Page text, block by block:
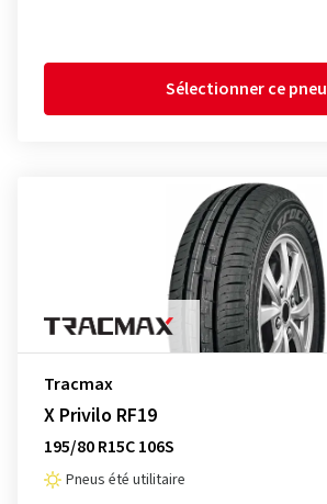
Sélectionner ce pneu
Tracmax
X Privilo RF19
195/80 R15C 106S
Pneus été utilitaire